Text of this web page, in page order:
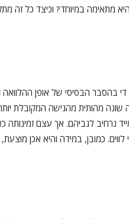
מתאימה במיוחד? וכיצד כל זה
די בהסבר הבסיסי של אופן
שונה מהותית מהגישה המקובלת
נרחיב לגביהם. אך עצם זמינותה
כמובן, במידה והיא אכן מוצעת,